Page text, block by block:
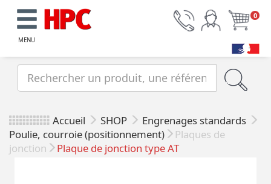
MENU
0
Accueil SHOP
Engrenages standards
Poulie, courroie (positionnement)
Plaques de
jonction
Plaque de jonction type AT